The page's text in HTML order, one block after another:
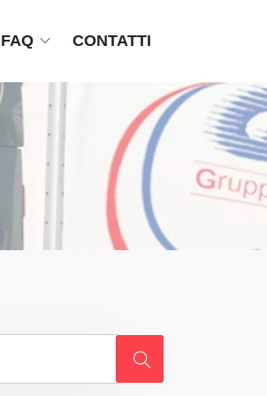
FAQ CONTATTI